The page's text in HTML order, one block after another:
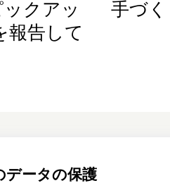
データの保護
クアッ
報告して
手づく
my iF